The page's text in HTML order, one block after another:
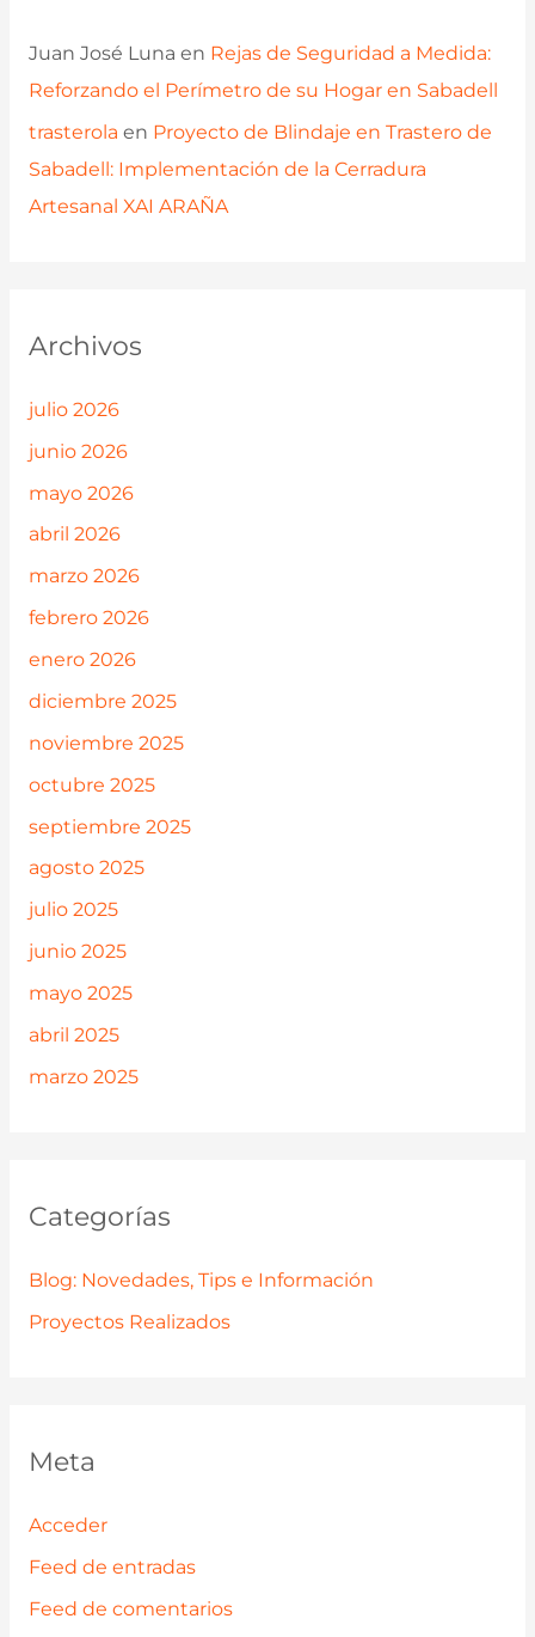
Juan José Luna en Rejas de Seguridad a Medida:
Reforzando el Perímetro de su Hogar en Sabadell
trasterola en Proyecto de Blindaje en Trastero de
Sabadell: Implementación de la Cerradura
Artesanal XAI ARAÑA
Archivos
julio 2026
junio 2026
mayo 2026
abril 2026
marzo 2026
febrero 2026
enero 2026
diciembre 2025
noviembre 2025
octubre 2025
septiembre 2025
agosto 2025
julio 2025
junio 2025
mayo 2025
abril 2025
marzo 2025
Categorías
Blog: Novedades, Tips e Información
Proyectos Realizados
Meta
Acceder
Feed de entradas
Feed de comentarios